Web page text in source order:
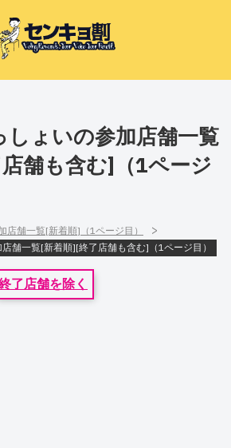
しょいの参加店舗一覧
舗も含む]（1ページ
店舗一覧[新着順]（1ページ目） >
舗一覧[新着順][終了店舗も含む]（1ページ目）
了店舗を除く